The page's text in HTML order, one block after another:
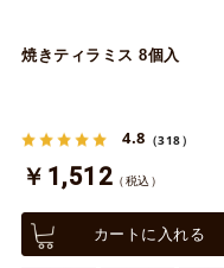
焼きティラミス 8個入
4.8 （318）
￥1,512 （税込）
カートに入れる